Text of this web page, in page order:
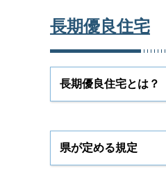
長期優良住宅
長期優良住宅とは？
県が定める規定